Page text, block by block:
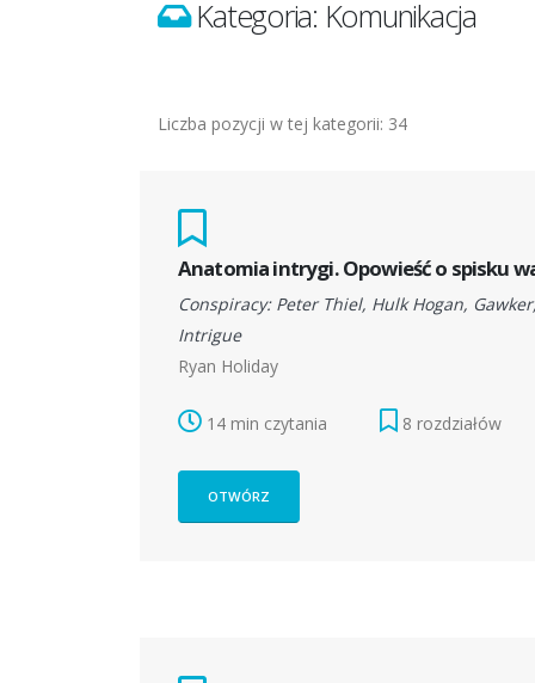
Kategoria: Komunikacja
Liczba pozycji w tej kategorii: 34
Anatomia intrygi. Opowieść o spisku
Conspiracy: Peter Thiel, Hulk Hogan,
Intrigue
Ryan Holiday
14 min czytania 8 rozdziałów
OTWÓRZ